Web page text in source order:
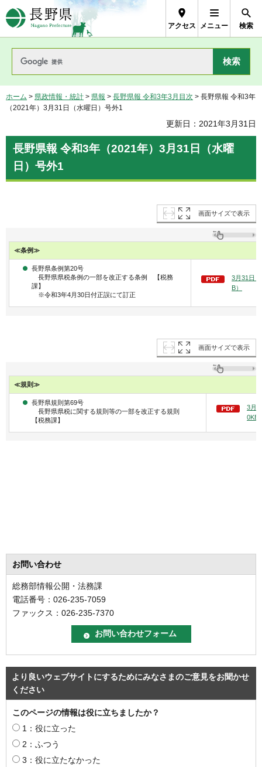
長野県Nagano Prefecture
アクセス メニュー 検索
ホーム > 県政情報・統計 > 県報 > 長野県報 令和3年3月目次 > 長野県報 令和3年
（2021年）3月31日（水曜日）号外1
更新日：2021年3月31日
長野県報 令和3年（2021年）3月31日（水曜
日）号外1
画面サイズで表示
≪条例≫
長野県条例第20号
長野県県税条例の一部を改正する条例 【税務
課】
※令和3年4月30日付正誤にて訂正
3月31日
B）
画面サイズで表示
≪規則≫
長野県規則第69号
長野県県税に関する規則等の一部を改正する規則
【税務課】
3月
0KB
お問い合わせ
総務部情報公開・法務課
電話番号：026-235-7059
ファックス：026-235-7370
より良いウェブサイトにするためにみなさまのご意見をお聞かせ
ください
このページの情報は役に立ちましたか？
1：役に立った
2：ふつう
3：役に立たなかった